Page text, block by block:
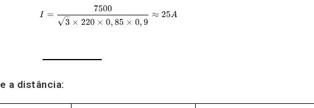
a distância: